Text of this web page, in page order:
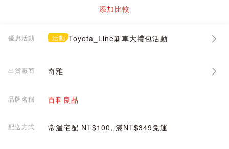
添加比較
優惠活動 活動 Toyota_Line新車大禮包活動
出貨廠商 奇雅
品牌名稱 百科良品
配送方式 常溫宅配 NT$100, 滿NT$349免運